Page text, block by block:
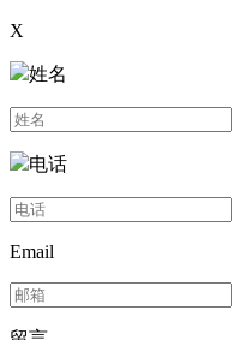
X
姓名
电话
Email